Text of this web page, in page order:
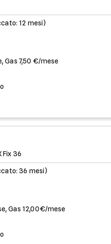
12 mesi)
Gas 7,50 €/mese
Fix 36
36 mesi)
Gas 12,00€/mese